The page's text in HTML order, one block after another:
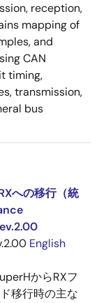
reception,
mapping of
and
CAN
timing,
transmission,
bus
への移行（統
English
からRXフ
移行時の主な